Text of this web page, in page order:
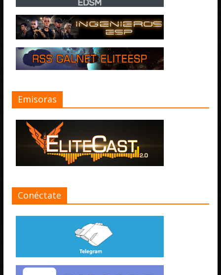
Emisoras
Conéctate